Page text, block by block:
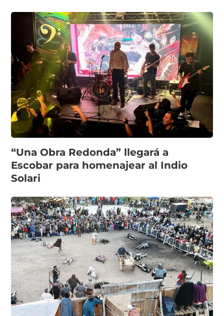
“Una Obra Redonda” llegará a
Escobar para homenajear al Indio
Solari